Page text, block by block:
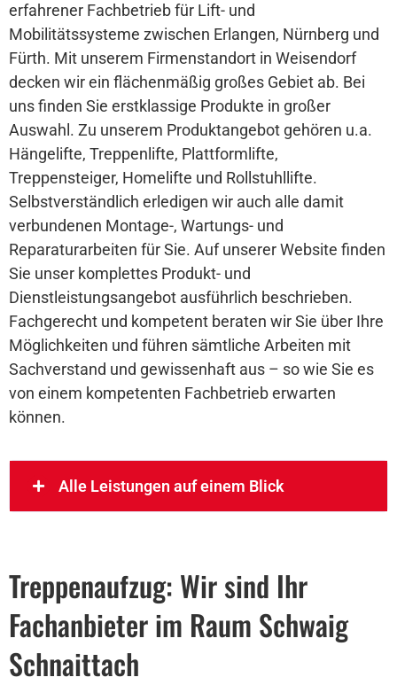
erfahrener Fachbetrieb für Lift- und
Mobilitätssysteme zwischen Erlangen, Nürnberg und
Fürth. Mit unserem Firmenstandort in Weisendorf
decken wir ein flächenmäßig großes Gebiet ab. Bei
uns finden Sie erstklassige Produkte in großer
Auswahl. Zu unserem Produktangebot gehören u.a.
Hängelifte, Treppenlifte, Plattformlifte,
Treppensteiger, Homelifte und Rollstuhllifte.
Selbstverständlich erledigen wir auch alle damit
verbundenen Montage-, Wartungs- und
Reparaturarbeiten für Sie. Auf unserer Website finden
Sie unser komplettes Produkt- und
Dienstleistungsangebot ausführlich beschrieben.
Fachgerecht und kompetent beraten wir Sie über Ihre
Möglichkeiten und führen sämtliche Arbeiten mit
Sachverstand und gewissenhaft aus – so wie Sie es
von einem kompetenten Fachbetrieb erwarten
können.
Alle Leistungen auf einem Blick
Treppenaufzug: Wir sind Ihr
Fachanbieter im Raum Schwaig
Schnaittach